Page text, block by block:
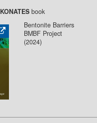
KONATES book
Bentonite Barriers
BMBF Project
(2024)